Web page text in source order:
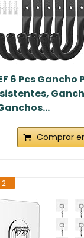
6 Pcs Gancho
Comprar
2